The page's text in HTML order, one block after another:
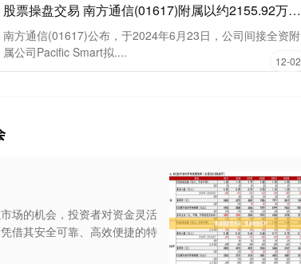
股票操盘交易 南方通信(01617)附属以约2155.92万美元出售Source Photonics Holdings 约823.53万股A类优先股
南方通信(01617)公布，于2024年6月23日，公司间接全资附
属公司Pacific Smart拟....
12-02
场的机会，投资者对资金灵活
借其安全可靠、高效便捷的特